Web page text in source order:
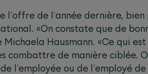
de l’année dernière, bien
«On constate que de
Hausmann. «Ce qui
combattre de manière ciblée.
l’employée ou de l’employé